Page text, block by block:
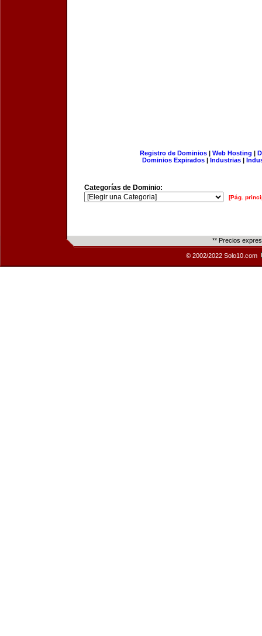
Registro de Dominios| Web Hosting |
Dominios Expirados | Industrias |
Categorías de Dominio:
[Pág.
** Precios
© 2002/2022 Solo10.com